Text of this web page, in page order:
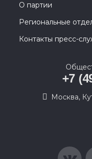
О партии
Региональные
Контакты пресс-
+7
Москва,